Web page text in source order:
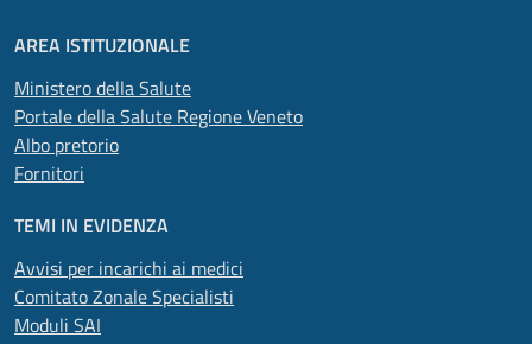
AREA ISTITUZIONALE
Ministero della Salute
Portale della Salute Regione Veneto
Albo pretorio
Fornitori
TEMI IN EVIDENZA
Avvisi per incarichi ai medici
Comitato Zonale Specialisti
Moduli SAI